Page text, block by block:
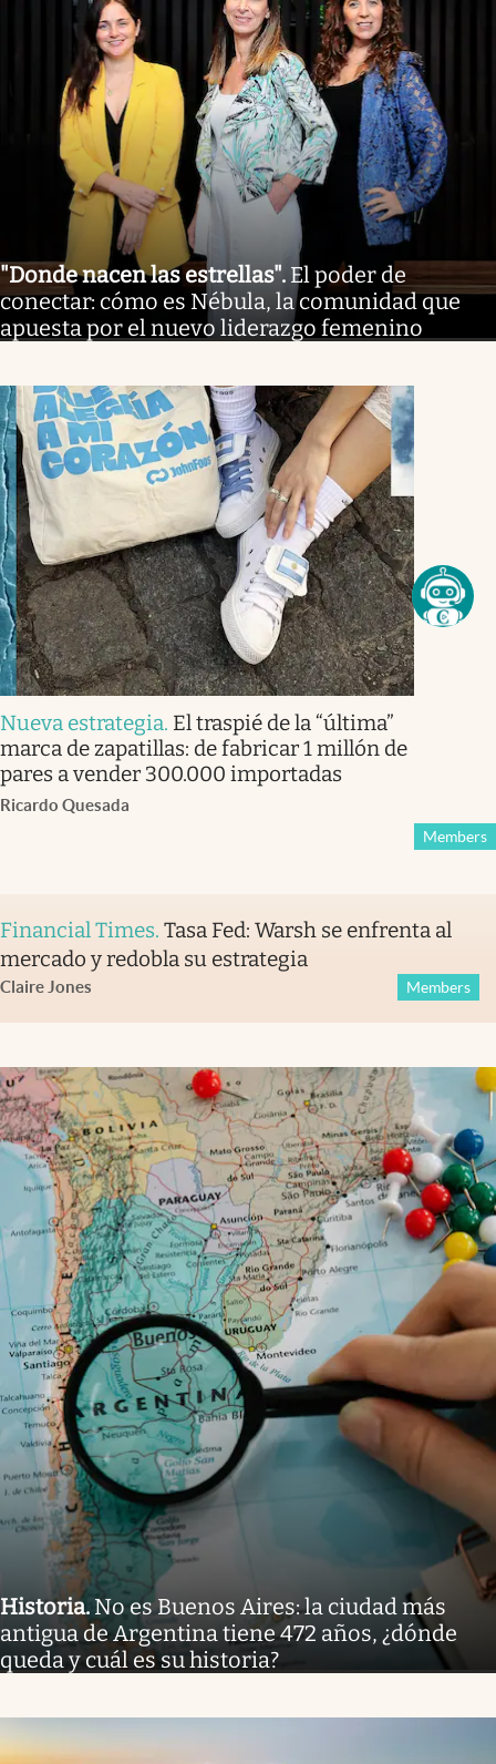
"Donde nacen las estrellas". El poder de
conectar: cómo es Nébula, la comunidad que
apuesta por el nuevo liderazgo femenino
Nueva estrategia. El traspié de la “última”
marca de zapatillas: de fabricar 1 millón de
pares a vender 300.000 importadas
Ricardo Quesada
Members
Financial Times. Tasa Fed: Warsh se enfrenta al
mercado y redobla su estrategia
Claire Jones Members
Historia. No es Buenos Aires: la ciudad más
antigua de Argentina tiene 472 años, ¿dónde
queda y cuál es su historia?